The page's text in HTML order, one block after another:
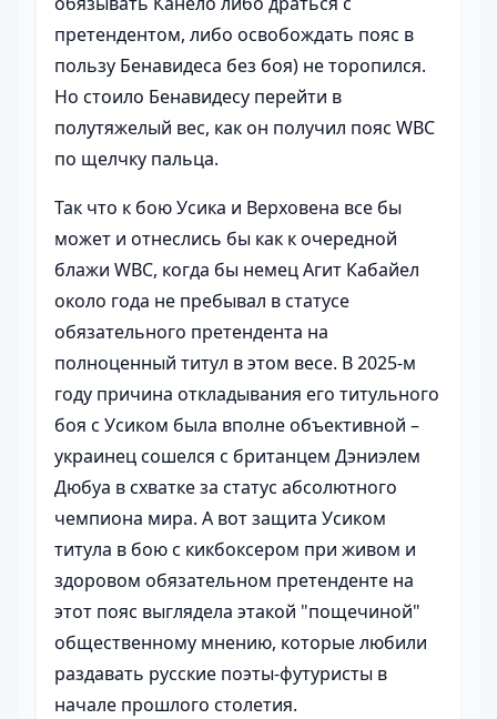
претендентом, либо освобождать пояс в
пользу Бенавидеса без боя) не торопился.
Но стоило Бенавидесу перейти в
полутяжелый вес, как он получил пояс WBC
по щелчку пальца.
Так что к бою Усика и Верховена все бы
может и отнеслись бы как к очередной
блажи WBC, когда бы немец Агит Кабайел
около года не пребывал в статусе
обязательного претендента на
полноценный титул в этом весе. В 2025-м
году причина откладывания его титульного
боя с Усиком была вполне объективной –
украинец сошелся с британцем Дэниэлем
Дюбуа в схватке за статус абсолютного
чемпиона мира. А вот защита Усиком
титула в бою с кикбоксером при живом и
здоровом обязательном претенденте на
этот пояс выглядела этакой "пощечиной"
общественному мнению, которые любили
раздавать русские поэты-футуристы в
начале прошлого столетия.